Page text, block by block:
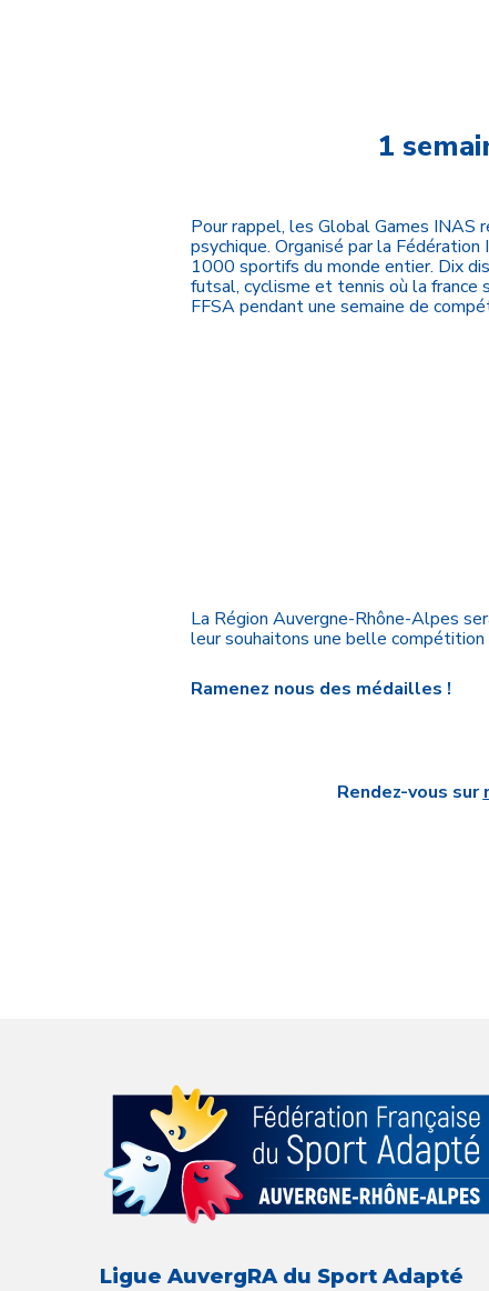
1
Pour rappel, les Global Games INAS
psychique. Organisé par la
1000 sportifs du monde entier. Dix
futsal, cyclisme et tennis où la france
FFSA pendant une semaine de
La Région Auvergne-Rhône-Alpes
leur souhaitons une belle compétition
Ramenez nous des médailles !
Rendez-vous sur
Ligue AuvergRA du Sport Adapté